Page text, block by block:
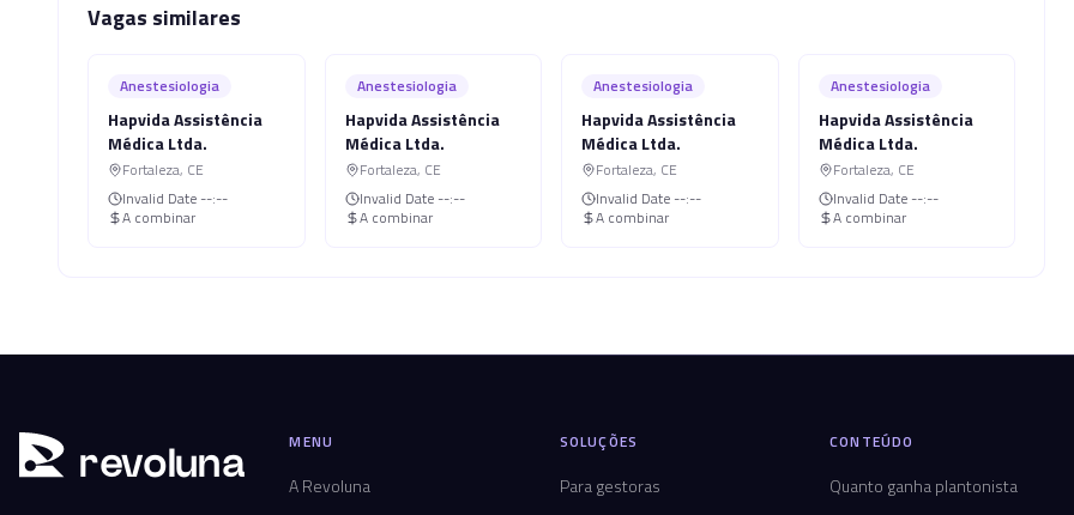
Vagas similares
Anestesiologia
Hapvida Assistência
Médica Ltda.
Fortaleza, CE
Invalid Date --:--
A combinar
Anestesiologia
Hapvida Assistência
Médica Ltda.
Fortaleza, CE
Invalid Date --:--
A combinar
Anestesiologia
Hapvida Assistência
Médica Ltda.
Fortaleza, CE
Invalid Date --:--
A combinar
Anestesiologia
Hapvida Assistência
Médica Ltda.
Fortaleza, CE
Invalid Date --:--
A combinar
revoluna MENU
A Revoluna
SOLUÇÕES
Para gestoras
CONTEÚDO
Quanto ganha plantonista